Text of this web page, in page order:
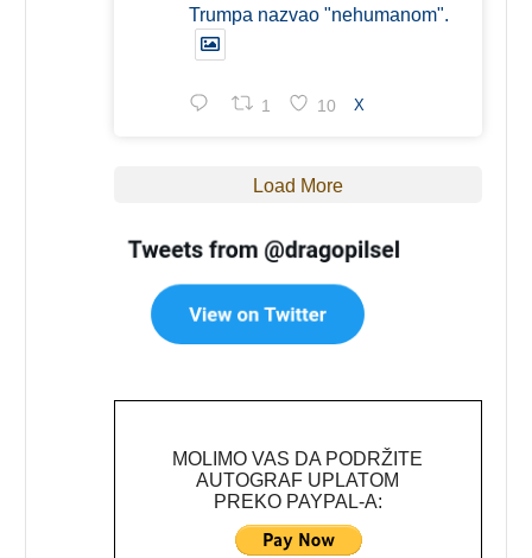
Trumpa nazvao "nehumanom".
1 10 X
Load More
MOLIMO VAS DA PODRŽITE
AUTOGRAF UPLATOM
PREKO PAYPAL-A: